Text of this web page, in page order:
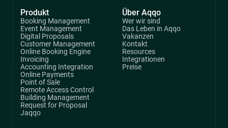
Produkt
Booking Management
Event Management
Digital Proposals
Customer Management
Online Booking Engine
Invoicing
Accounting Integration
Online Payments
Point of Sale
Remote Access Control
Building Management
Request for Proposal
Jaqqo
Über Aqqo
Wer wir sind
Das Leben in Aqqo
Vakanzen
Kontakt
Resources
Integrationen
Preise